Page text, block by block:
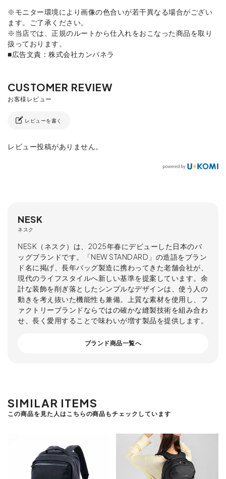
※モニター環境により画像の色合いが若干異なる場合がござい
ます。ご了承ください。
※当店では、正規のルートから仕入れをおこなった商品を取り
扱っております。
■広告文責：株式会社カンパネラ
レビューを書く
レビュー投稿がありません。
NESK
ネスク
NESK（ネスク）は、2025年春にデビューした日本のバ
ッグブランドです。「NEW STANDARD」の造語をブラン
ド名に掲げ、長年バッグ製造に携わってきた老舗会社が、
現代のライフスタイルへ新しい基準を提案しています。余
計な装飾を削ぎ落としたシンプルなデザインは、使う人の
動きを考え抜いた機能性も兼備。上質な素材を使用し、フ
ァクトリーブランドならではの確かな縫製技術を組み合わ
せ、長く愛用することで味わいが増す製品を提供します。
ブランド商品一覧へ
SIMILAR ITEMS
この商品を見た人はこちらの商品もチェックしています